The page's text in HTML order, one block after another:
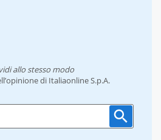
allo stesso modo
di Italiaonline S.p.A.